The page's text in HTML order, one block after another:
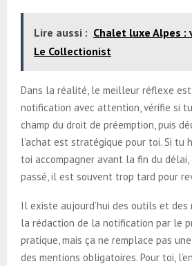
Lire aussi : Chalet luxe Alpes :
Le Collectionist
Dans la réalité, le meilleur réflexe
notification avec attention, vérifie si
champ du droit de préemption, puis
l’achat est stratégique pour toi. Si tu
toi accompagner avant la fin du
passé, il est souvent trop tard pour
Il existe aujourd’hui des outils et
la rédaction de la notification par le
pratique, mais ça ne remplace pas
des mentions obligatoires. Pour toi,